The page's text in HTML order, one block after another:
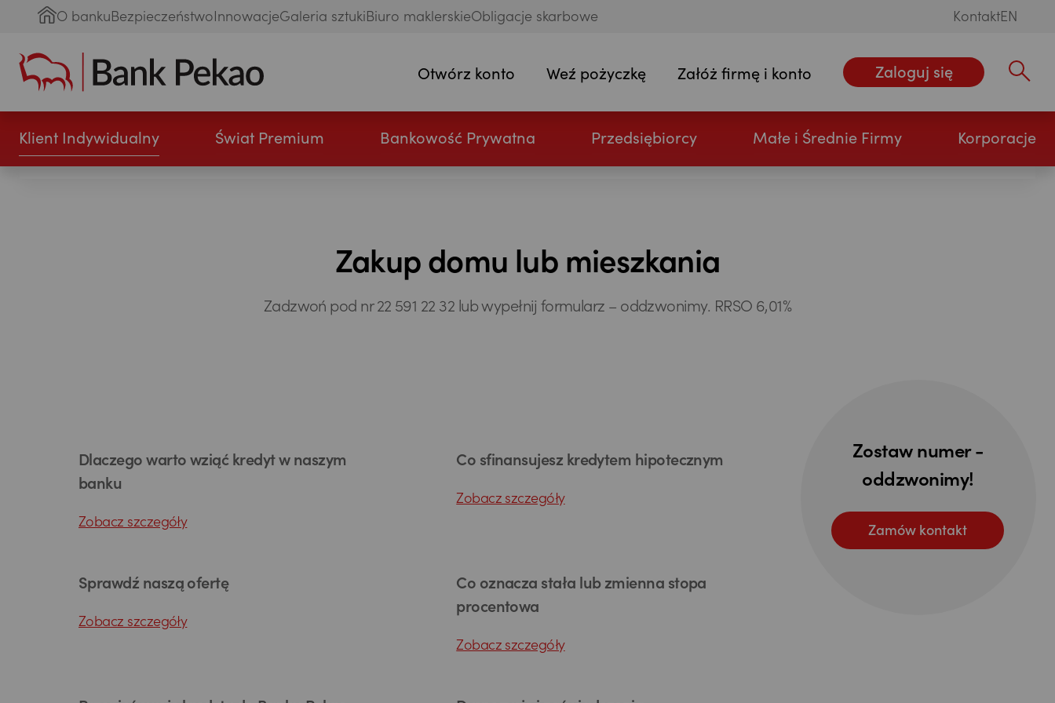
O bankuBezpieczeństwoInnowacjeGaleria sztukiBiuro maklerskieObligacje skarbowe KontaktEN
Otwórz konto Weź pożyczkę Załóż firmę i konto Zaloguj się Wpisz
Klient Indywidualny Świat Premium Bankowość Prywatna Przedsiębiorcy Małe i Średnie Firmy Korporacje
Zakup domu lub mieszkania
Zadzwoń pod nr 22 591 22 32 lub wypełnij formularz – oddzwonimy. RRSO 6,01%
Dlaczego warto wziąć kredyt w naszym
banku
Zobacz szczegóły
Co sfinansujesz kredytem hipotecznym
Zobacz szczegóły
Sprawdź naszą ofertę
Zobacz szczegóły
Co oznacza stała lub zmienna stopa
procentowa
Zobacz szczegóły
Zostaw numer -
oddzwonimy!
Zamów kontakt